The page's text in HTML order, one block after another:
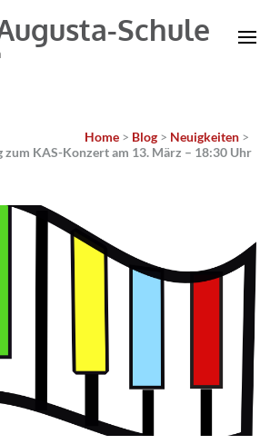
Schule
Home > Blog > Neuigkeiten >
zum KAS-Konzert am 13. März – 18:30 Uhr